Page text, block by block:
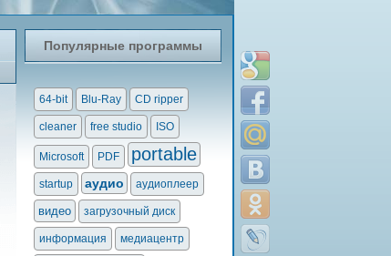
Популярные программы
64-bit Blu-Ray CD ripper
cleaner free studio ISO
Microsoft PDF portable
startup аудио аудиоплеер
видео загрузочный диск
информация медиацентр